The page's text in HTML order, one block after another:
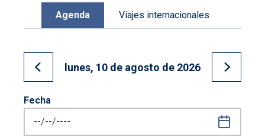
Agenda Viajes internacionales
Ir al día anterior
lunes, 10 de agosto de 2026
Ir al día
Fecha